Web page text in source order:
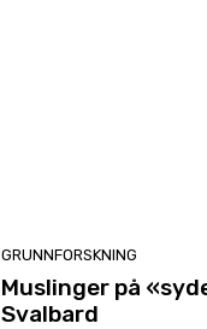
GRUNNFORSKNING
Muslinger på
Svalbard